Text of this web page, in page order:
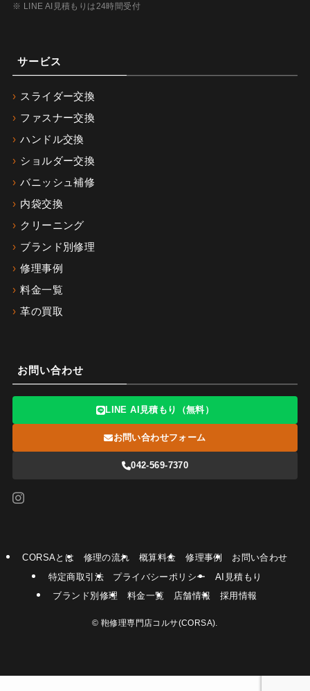
※ LINE AI見積もりは24時間受付
サービス
スライダー交換
ファスナー交換
ハンドル交換
ショルダー交換
バニッシュ補修
内袋交換
クリーニング
ブランド別修理
修理事例
料金一覧
革の買取
お問い合わせ
LINE AI見積もり（無料）
お問い合わせフォーム
042-569-7370
CORSAとは 修理の流れ 概算料金 修理事例
お問い合わせ
特定商取引法
プライバシーポリシー
AI見積もり
ブランド別修理
料金一覧 店舗情報 採用情報
© 鞄修理専門店コルサ(CORSA).